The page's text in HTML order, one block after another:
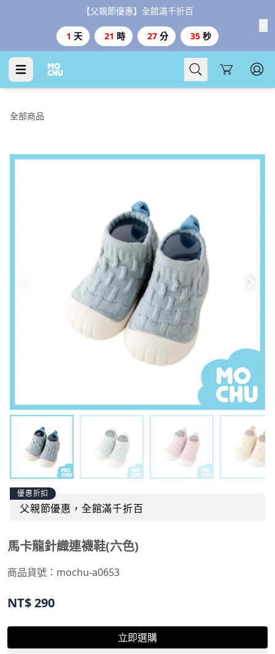
【父親節優惠】全館滿千折百
1 天 21 時 27 分 34 秒
Cart
全部商品
優惠折扣
父親節優惠，全館滿千折百
馬卡龍針織連襪鞋(六色)
商品貨號： mochu-a0653
NT$290
立即選購